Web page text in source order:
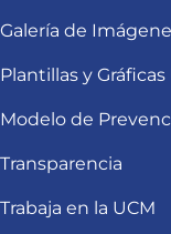
Galería de
Plantillas y Gráficas
Modelo de
Transparencia
Trabaja en la UCM